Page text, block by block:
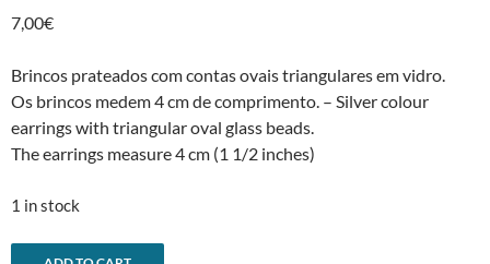
7,00€
Brincos prateados com contas ovais triangulares em vidro.
Os brincos medem 4 cm de comprimento. – Silver colour
earrings with triangular oval glass beads.
The earrings measure 4 cm (1 1/2 inches)
1 in stock
Brincos